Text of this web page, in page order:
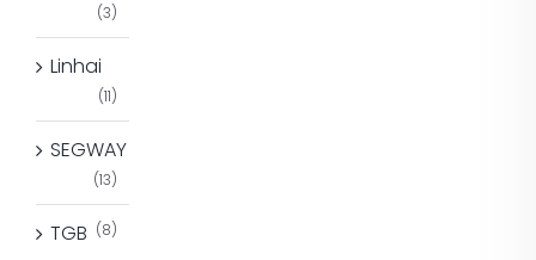
(3)
Linhai
(11)
SEGWAY
(13)
TGB (8)